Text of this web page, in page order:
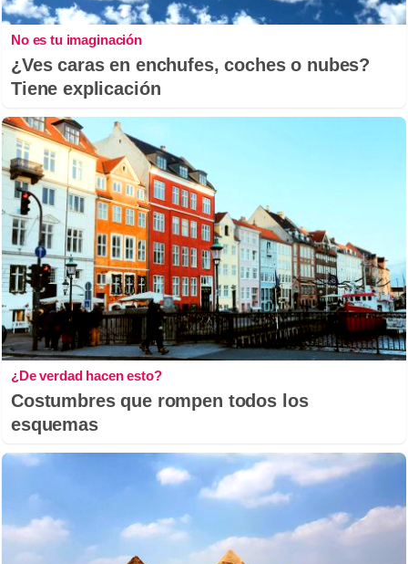
No es tu imaginación
¿Ves caras en enchufes, coches o nubes?
Tiene explicación
¿De verdad hacen esto?
Costumbres que rompen todos los
esquemas